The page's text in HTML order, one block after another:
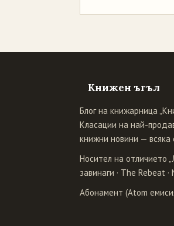
Книжен ъгъл
Блог на книжарница
Класации на най-
книжни новини — всяка
Носител на отличието
завинаги · The Rebeat ·
Абонамент (Atom